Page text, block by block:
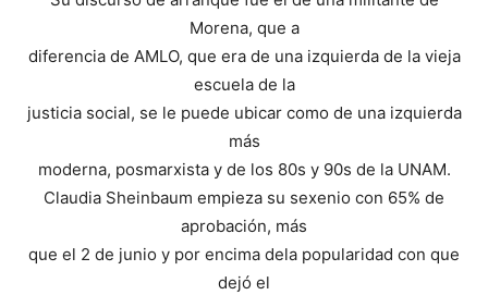
Morena, que a
diferencia de AMLO, que era de una izquierda de la vieja
escuela de la
justicia social, se le puede ubicar como de una izquierda
más
moderna, posmarxista y de los 80s y 90s de la UNAM.
Claudia Sheinbaum empieza su sexenio con 65% de
aprobación, más
que el 2 de junio y por encima dela popularidad con que
dejó el